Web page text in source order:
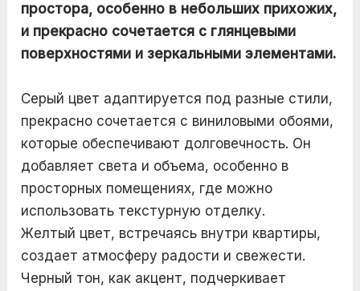
простора, особенно в небольших прихожих,
и прекрасно сочетается с глянцевыми
поверхностями и зеркальными элементами.
Серый цвет адаптируется под разные стили,
прекрасно сочетается с виниловыми обоями,
которые обеспечивают долговечность. Он
добавляет света и объема, особенно в
просторных помещениях, где можно
использовать текстурную отделку.
Желтый цвет, встречаясь внутри квартиры,
создает атмосферу радости и свежести.
Черный тон, как акцент, подчеркивает